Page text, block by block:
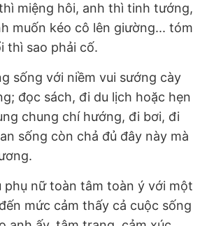
miệng hôi, anh thì tinh tướng,
muốn kéo cô lên giường... tóm
thì sao phải cố.
sống với niềm vui sướng cày
đọc sách, đi du lịch hoặc hẹn
chung chí hướng, đi bơi, đi
sống còn chả đủ đây này mà
phụ nữ toàn tâm toàn ý với một
mức cảm thấy cả cuộc sống